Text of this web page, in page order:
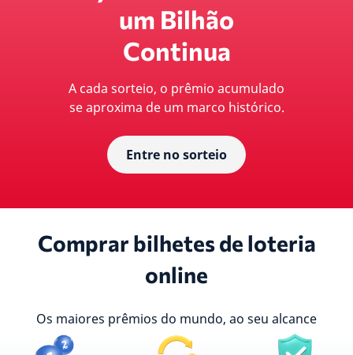
um Bilhão
Continua
A cada sorteio, o prêmio acumulado
se aproxima de um marco histórico.
Entre no sorteio
Comprar bilhetes de loteria
online
Os maiores prêmios do mundo, ao seu alcance